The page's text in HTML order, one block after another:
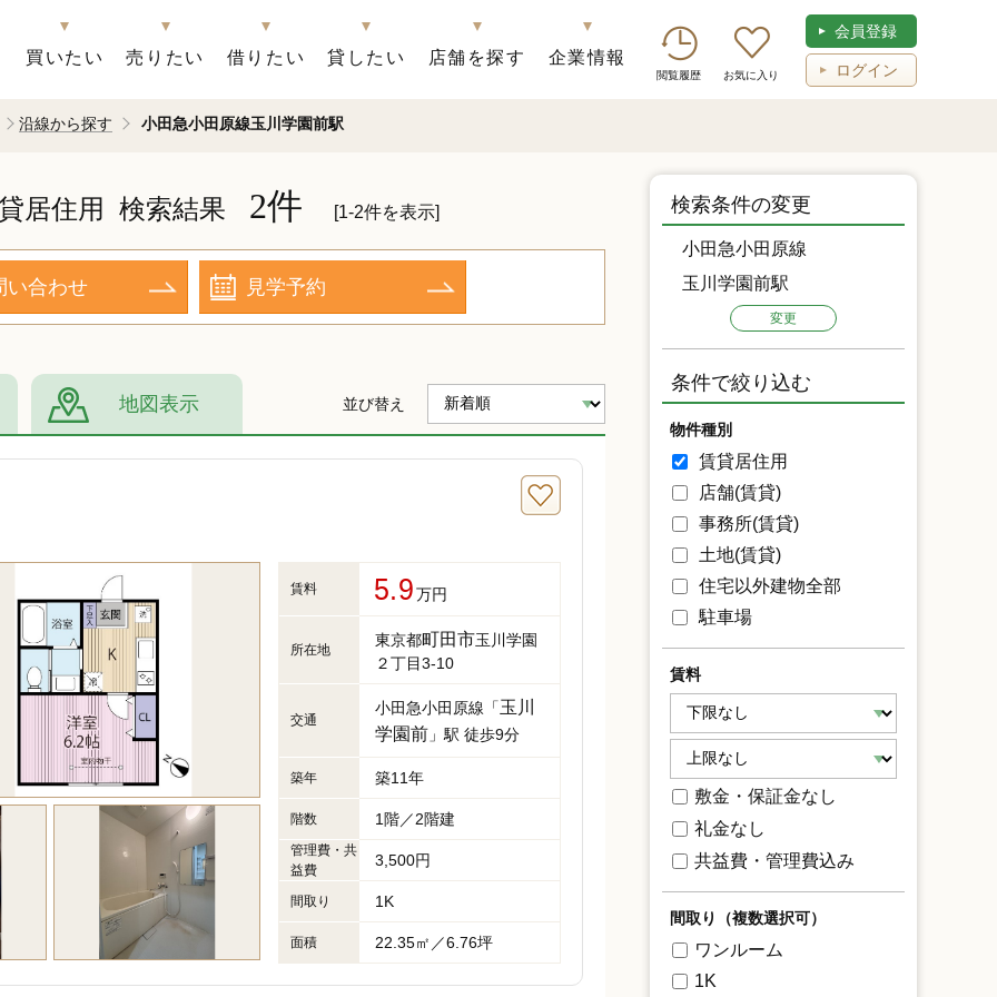
買いたい 売りたい 借りたい 貸したい 店舗を探す 企業情報
閲覧履歴 お気に入り
会員登録
ログイン
沿線から探す 小田急小田原線玉川学園前駅
居住用 検索結果 2件 [1-2件を表示]
い合わせ 見学予約
地図表示 並び替え
賃料 5.9万円
所在地
東京都町田市玉川学園
２丁目3-10
交通
小田急小田原線「玉川
学園前 」駅 徒歩9分
築年 築11年
階数 1階／2階建
管理費・共
益費
3,500円
間取り 1K
面積 22.35㎡／6.76坪
検索条件の変更
小田急小田原線
玉川学園前駅
変更
条件で絞り込む
物件種別
賃貸居住用
店舗(賃貸)
事務所(賃貸)
土地(賃貸)
住宅以外建物全部
駐車場
賃料
敷金・保証金なし
礼金なし
共益費・管理費込み
間取り（複数選択可）
ワンルーム
1K